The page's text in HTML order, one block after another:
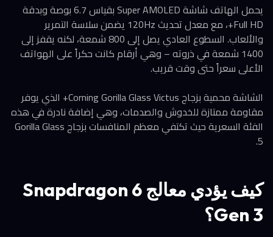
يحمل الهاتف شاشة Super AMOLED بقياس 6.7 بوصة وبدقة
Full HD+، مع معدل تحديث 120Hz يضمن سلاسة التمرير
والألعاب. السطوع العادي يصل إلى 800 شمعة، لكنه يقفز إلى
1400 شمعة في ذروته – وهي أرقام كانت حكراً على الهواتف
الأعلى سعراً حتى وقت قريب.
الشاشة محمية بزجاج Corning Gorilla Glass Victus+ الذي يوفر
مقاومة ممتازة للخدوش والصدمات، وهي إضافة نادرة في هذه
الفئة السعرية حيث تكتفي معظم المنافسات بزجاج Gorilla Glass
5.
كيف يؤدي معالج Snapdragon 6
Gen 3؟